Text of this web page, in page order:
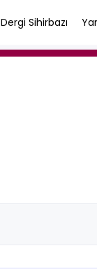
Dergi Sihirbazı